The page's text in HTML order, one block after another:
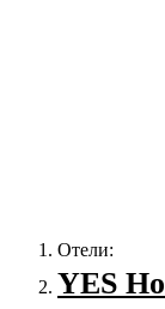
Отели:
YES